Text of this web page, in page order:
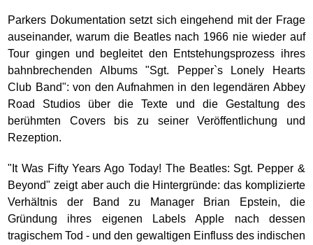
Parkers Dokumentation setzt sich eingehend mit der Frage
auseinander, warum die Beatles nach 1966 nie wieder auf
Tour gingen und begleitet den Entstehungsprozess ihres
bahnbrechenden Albums "Sgt. Pepper`s Lonely Hearts
Club Band": von den Aufnahmen in den legendären Abbey
Road Studios über die Texte und die Gestaltung des
berühmten Covers bis zu seiner Veröffentlichung und
Rezeption.
"It Was Fifty Years Ago Today! The Beatles: Sgt. Pepper &
Beyond" zeigt aber auch die Hintergründe: das komplizierte
Verhältnis der Band zu Manager Brian Epstein, die
Gründung ihres eigenen Labels Apple nach dessen
tragischem Tod - und den gewaltigen Einfluss des indischen